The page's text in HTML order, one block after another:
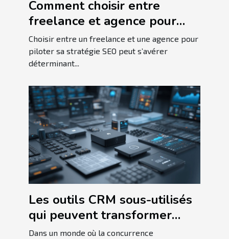
Comment choisir entre
freelance et agence pour
votre stratégie SEO ?
Choisir entre un freelance et une agence pour
piloter sa stratégie SEO peut s’avérer
déterminant...
Les outils CRM sous-utilisés
qui peuvent transformer
votre business
Dans un monde où la concurrence